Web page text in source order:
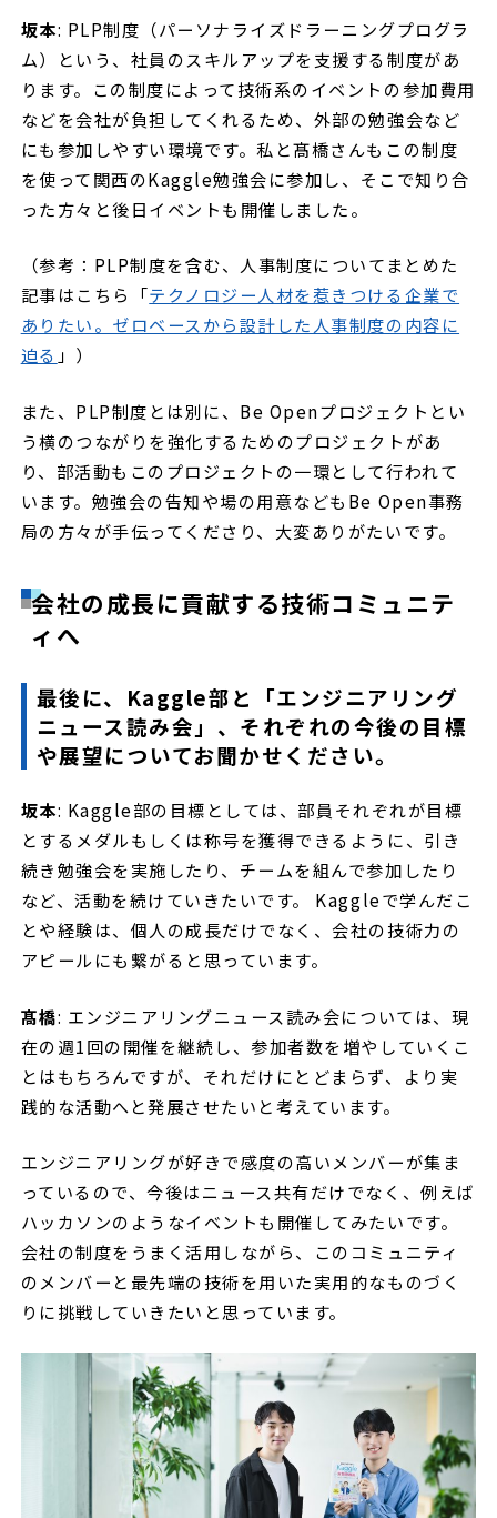
坂本: PLP制度（パーソナライズドラーニングプログラ
ム）という、社員のスキルアップを支援する制度があ
ります。この制度によって技術系のイベントの参加費用
などを会社が負担してくれるため、外部の勉強会など
にも参加しやすい環境です。私と髙橋さんもこの制度
を使って関西のKaggle勉強会に参加し、そこで知り合
った方々と後日イベントも開催しました。
（参考：PLP制度を含む、人事制度についてまとめた
記事はこちら「テクノロジー人材を惹きつける企業で
ありたい。ゼロベースから設計した人事制度の内容に
迫る 」）
また、PLP制度とは別に、Be Openプロジェクトとい
う横のつながりを強化するためのプロジェクトがあ
り、部活動もこのプロジェクトの一環として行われて
います。勉強会の告知や場の用意などもBe Open事務
局の方々が手伝ってくださり、大変ありがたいです。
会社の成長に貢献する技術コミュニテ
ィへ
最後に、Kaggle部と「エンジニアリング
ニュース読み会」、それぞれの今後の目標
や展望についてお聞かせください。
坂本: Kaggle部の目標としては、部員それぞれが目標
とするメダルもしくは称号を獲得できるように、引き
続き勉強会を実施したり、チームを組んで参加したり
など、活動を続けていきたいです。 Kaggleで学んだこ
とや経験は、個人の成長だけでなく、会社の技術力の
アピールにも繋がると思っています。
髙橋: エンジニアリングニュース読み会については、現
在の週1回の開催を継続し、参加者数を増やしていくこ
とはもちろんですが、それだけにとどまらず、より実
践的な活動へと発展させたいと考えています。
エンジニアリングが好きで感度の高いメンバーが集ま
っているので、今後はニュース共有だけでなく、例えば
ハッカソンのようなイベントも開催してみたいです。
会社の制度をうまく活用しながら、このコミュニティ
のメンバーと最先端の技術を用いた実用的なものづく
りに挑戦していきたいと思っています。